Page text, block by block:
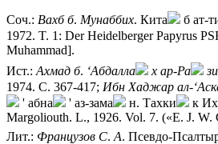
Соч.: Вахб б. Мунаббих. Кита б ат-
1972. T. 1: Der Heidelberger Papyrus
Muhammad].
Ист.: Ахмад б. ‘Абдалла х ар-Ра зи
1974. С. 367-417; Ибн Хаджар ал-‘Аск
' абна
' аз-зама н. Тахки к
Margoliouth. L., 1926. Vol. 7. («E. J. W.
Лит.: Французов С. А. Псевдо-